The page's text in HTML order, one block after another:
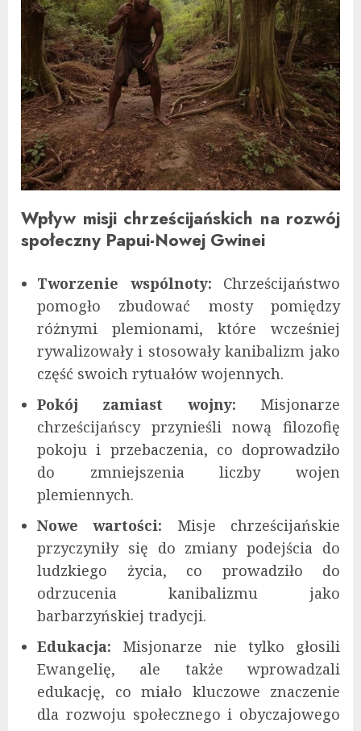
Wpływ misji chrześcijańskich na rozwój
społeczny Papui-Nowej Gwinei
Tworzenie wspólnoty: Chrześcijaństwo
pomogło zbudować mosty pomiędzy
różnymi plemionami, które wcześniej
rywalizowały i stosowały kanibalizm jako
część swoich rytuałów wojennych.
Pokój zamiast wojny: Misjonarze
chrześcijańscy przynieśli nową filozofię
pokoju i przebaczenia, co doprowadziło
do zmniejszenia liczby wojen
plemiennych.
Nowe wartości: Misje chrześcijańskie
przyczyniły się do zmiany podejścia do
ludzkiego życia, co prowadziło do
odrzucenia kanibalizmu jako
barbarzyńskiej tradycji.
Edukacja: Misjonarze nie tylko głosili
Ewangelię, ale także wprowadzali
edukację, co miało kluczowe znaczenie
dla rozwoju społecznego i obyczajowego